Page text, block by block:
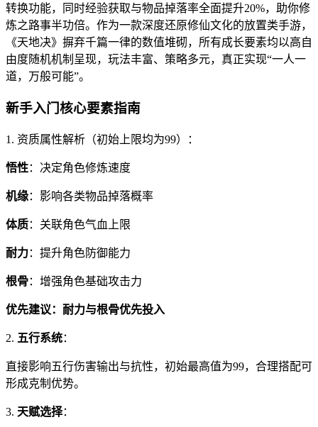
转换功能，同时经验获取与物品掉落率全面提升20%，助你修
炼之路事半功倍。作为一款深度还原修仙文化的放置类手游，
《天地决》摒弃千篇一律的数值堆砌，所有成长要素均以高自
由度随机机制呈现，玩法丰富、策略多元，真正实现“一人一
道，万般可能”。
新手入门核心要素指南
1. 资质属性解析（初始上限均为99）：
悟性：决定角色修炼速度
机缘：影响各类物品掉落概率
体质：关联角色气血上限
耐力：提升角色防御能力
根骨：增强角色基础攻击力
优先建议：耐力与根骨优先投入
2. 五行系统：
直接影响五行伤害输出与抗性，初始最高值为99，合理搭配可
形成克制优势。
3. 天赋选择：